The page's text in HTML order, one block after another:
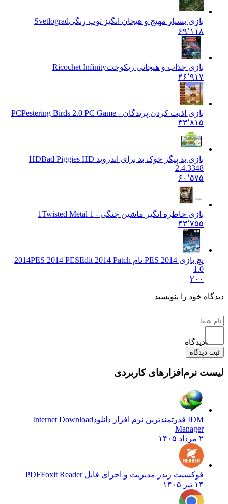
بازی بسیار مهیج و هیجان انگیز توپ رنگی Svetlograd
۶۹٬۱۱۸
بازی جذاب و هیجانی ریکوچتRicochet Infinity
۲۶٬۹۱۷
بازی اذیت کردن پرندگان - PCPestering Birds 2.0 PC Game
۳۳٬۸۱۵
بازی بد پیگز خوک بد برای اندروید HDBad Piggies HD
2.4.3348
۶۰٬۵۷۵
بازی خاطره انگیر ماشین جنگی - 1Twisted Metal 1
۴۳٬۷۵۵
پچ بازی PES 2014 نام 2014
PES 2014 PESEdit 2014 Patch
خود را بنویسید
دیدگاه
نرم‌افزارهای کاربردی
Internet Download
Manager
فوکسیت ریدر مدیریت و اجرای فایل PDF Foxit Reader